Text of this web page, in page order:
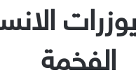
الفخمة